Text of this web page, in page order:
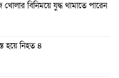
বিনিময়ে যুদ্ধ থামাতে পারেন
হয়ে নিহত ৪